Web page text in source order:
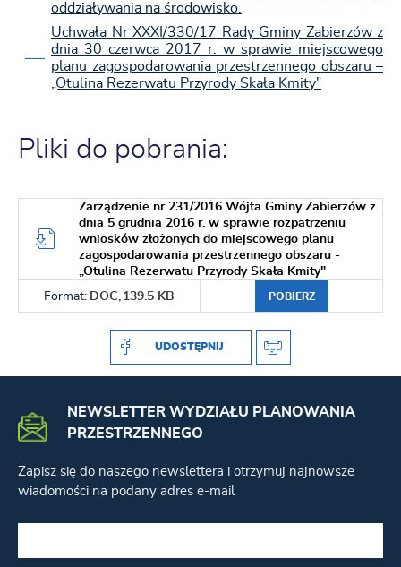
oddziaływania na środowisko.
Uchwała Nr XXXI/330/17 Rady Gminy Zabierzów z
dnia 30 czerwca 2017 r. w sprawie miejscowego
planu zagospodarowania przestrzennego obszaru –
„Otulina Rezerwatu Przyrody Skała Kmity"
Pliki do pobrania:
Zarządzenie nr 231/2016 Wójta Gminy Zabierzów z
dnia 5 grudnia 2016 r. w sprawie rozpatrzeniu
wniosków złożonych do miejscowego planu
zagospodarowania przestrzennego obszaru -
„Otulina Rezerwatu Przyrody Skała Kmity"
Format: DOC, 139.5 KB POBIERZ
UDOSTĘPNIJ
NEWSLETTER WYDZIAŁU PLANOWANIA
PRZESTRZENNEGO
Zapisz się do naszego newslettera i otrzymuj najnowsze
wiadomości na podany adres e-mail